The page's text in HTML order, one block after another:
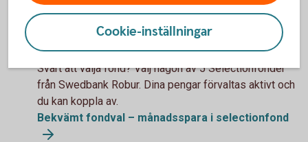
fondbolag.
Månadsspara i valfri fond
Välj bland 5 fonder
Svårt att välja fond? Välj någon av 5 Selectionfonder
från Swedbank Robur. Dina pengar förvaltas aktivt och
du kan koppla av.
Bekvämt fondval – månadsspara i selectionfond
Cookie-inställningar